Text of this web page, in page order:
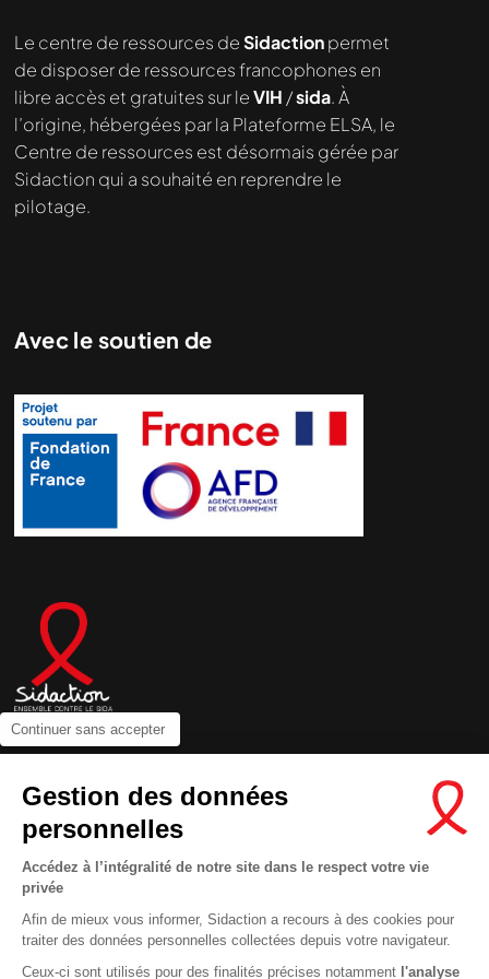
Continuer sans accepter
Gestion des données
personnelles
Accédez à l’intégralité de notre site dans le respect votre vie
privée
Afin de mieux vous informer, Sidaction a recours à des cookies pour
traiter des données personnelles collectées depuis votre navigateur.
Ceux-ci sont utilisés pour des finalités précises notamment l'analyse
demandé....
Le centre de ressources deSidactionpermet
de disposer de ressources francophones en
libre accès et gratuites sur leVIH /sida. À
l’origine, hébergées par la Plateforme ELSA, le
Centre de ressources est désormais gérée par
Sidaction qui a souhaité en reprendre le
pilotage.
Avec le soutien de
Newsletter
Nous suivre sur les réseaux :
MENTIONS LÉGALES